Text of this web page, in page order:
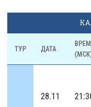
ТУР ДАТА
28.11